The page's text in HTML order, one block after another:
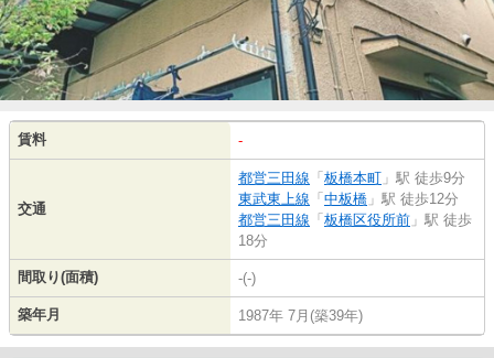
賃料 -
交通
都営三田線 「 板橋本町 」駅 徒歩9分
東武東上線 「 中板橋 」駅 徒歩12分
都営三田線 「 板橋区役所前 」駅 徒歩
18分
間取り(面積) -(-)
築年月 1987年 7月(築39年)